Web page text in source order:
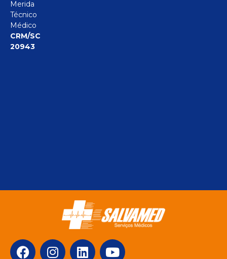
Merida
Técnico
Médico
CRM/SC
20943